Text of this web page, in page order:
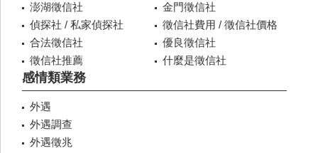
澎湖徵信社
金門徵信社
偵探社 / 私家偵探社
徵信社費用 / 徵信社價格
合法徵信社
優良徵信社
徵信社推薦
什麼是徵信社
感情類業務
外遇
外遇調查
外遇徵兆